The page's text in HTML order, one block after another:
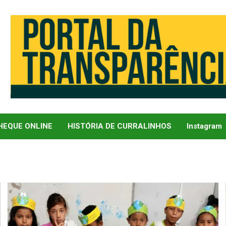
ONLINE HISTÓRIA DE CURRALINHOS Instagram